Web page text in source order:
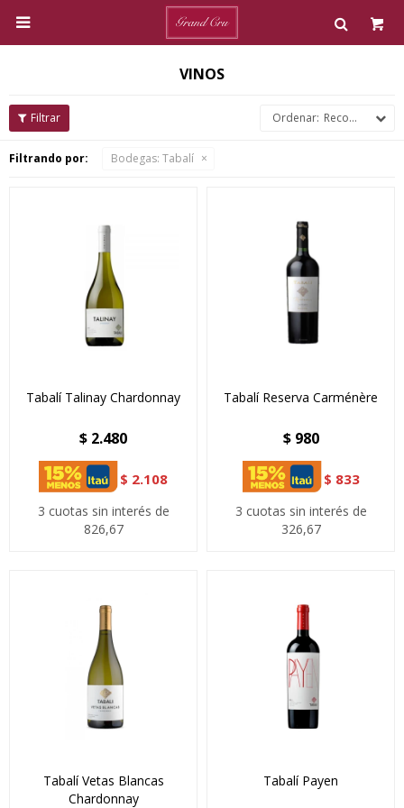

VINOS
Recomendados
Filtrando por: Bodegas: Tabalí
Tabalí Talinay Chardonnay
$ 2.480
$ 2.108
3 cuotas sin interés de
826,67
Tabalí Reserva Carménère
$ 980
$ 833
3 cuotas sin interés de
326,67
Tabalí Vetas Blancas
Chardonnay
Tabalí Payen